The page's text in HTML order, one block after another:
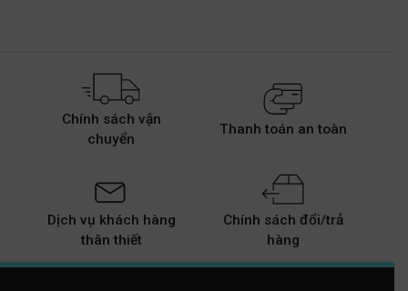
Chính sách vận
chuyển
Thanh toán an toàn
Dịch vụ khách hàng
thân thiết
Chính sách đổi/trả
hàng